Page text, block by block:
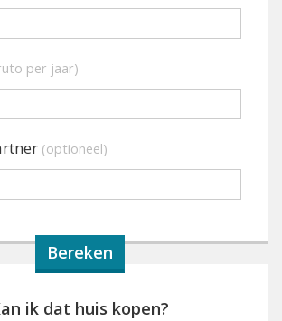
per jaar)
(optioneel)
ik dat huis kopen?